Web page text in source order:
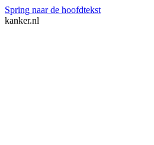
Spring naar de hoofdtekst
kanker.nl